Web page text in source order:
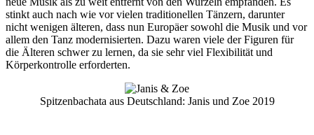
stinkt auch nach wie vor vielen traditionellen Tänzern, darunter
nicht wenigen älteren, dass nun Europäer sowohl die Musik und vor
allem den Tanz modernisierten. Dazu waren viele der Figuren für
die Älteren schwer zu lernen, da sie sehr viel Flexibilität und
Körperkontrolle erforderten.
Spitzenbachata aus Deutschland: Janis und Zoe 2019